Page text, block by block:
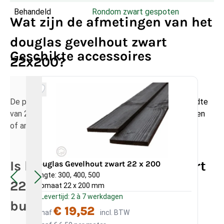
Wat zijn de afmetingen van het
douglas gevelhout zwart
22x200?
De planken hebben een dikte van 22 mm en een breedte
van 200 mm, geschikt voor gevelbekleding, schuttingen
of andere buitenprojecten.
Is het douglas gevelhout zwart
22x200 geschikt voor
buitengebruik?
Behandeld Rondom zwart gespoten
Geschikte accessoires
Douglas Gevelhout zwart 22 x 200
Lengte: 300, 400, 500
Kopmaat 22 x 200 mm
Levertijd: 2 à 7 werkdagen
Vanaf€ 19,52
incl. BTW